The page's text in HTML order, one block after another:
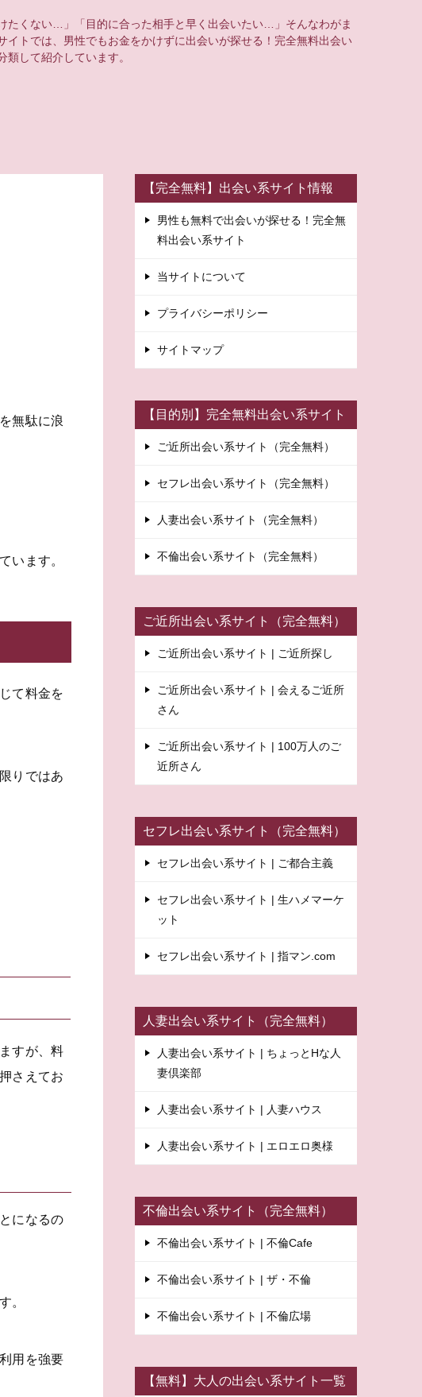
たくない…」「目的に合った相手と早く出会いたい…」そんなわがま
イトでは、男性でもお金をかけずに出会いが探せる！完全無料出会い
類して紹介しています。
無駄に浪
います。
て料金を
りではあ
すが、料
さえてお
になるの
。
用を強要
【完全無料】出会い系サイト情報
男性も無料で出会いが探せる！完全無
料出会い系サイト
当サイトについて
プライバシーポリシー
サイトマップ
【目的別】完全無料出会い系サイト
ご近所出会い系サイト（完全無料）
セフレ出会い系サイト（完全無料）
人妻出会い系サイト（完全無料）
不倫出会い系サイト（完全無料）
ご近所出会い系サイト（完全無料）
ご近所出会い系サイト | ご近所探し
ご近所出会い系サイト | 会えるご近所
さん
ご近所出会い系サイト | 100万人のご
近所さん
セフレ出会い系サイト（完全無料）
セフレ出会い系サイト | ご都合主義
セフレ出会い系サイト | 生ハメマーケ
ット
セフレ出会い系サイト | 指マン.com
人妻出会い系サイト（完全無料）
人妻出会い系サイト | ちょっとHな人
妻倶楽部
人妻出会い系サイト | 人妻ハウス
人妻出会い系サイト | エロエロ奥様
不倫出会い系サイト（完全無料）
不倫出会い系サイト | 不倫Cafe
不倫出会い系サイト | ザ・不倫
不倫出会い系サイト | 不倫広場
【無料】大人の出会い系サイト一覧